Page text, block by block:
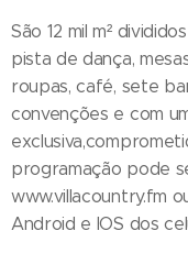
São 12 mil m²
pista de dança,
roupas, café, sete
convenções e com
programação pode
www.villacountry.fm
Android e IOS dos